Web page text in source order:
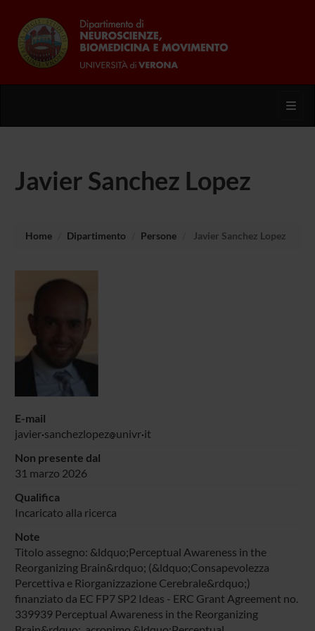
Javier Sanchez Lopez
Home Dipartimento Persone Javier Sanchez Lopez
E-mail
javier sanchezlopez univr it
Non presente dal
31 marzo 2026
Qualifica
Incaricato alla ricerca
Note
Titolo assegno: &ldquo;Perceptual Awareness in the
Reorganizing Brain&rdquo; (&ldquo;Consapevolezza
Percettiva e Riorganizzazione Cerebrale&rdquo;)
finanziato da EC FP7 SP2 Ideas - ERC Grant Agreement no.
339939 Perceptual Awareness in the Reorganizing